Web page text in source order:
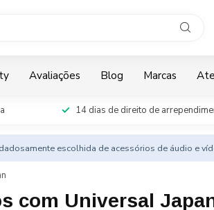
Avaliações Blog Marcas
14 dias de direito de
escolhida de acessórios de áudio e
com Universal